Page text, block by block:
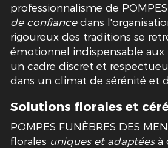
professionnalisme de
de confiancedans
rigoureux des traditions se
émotionnel indispensable aux
un cadre discret et
dans un climat de sérénité et
Solutions florales et
POMPES FUNÈBRES DES
florales uniques et adaptéesà